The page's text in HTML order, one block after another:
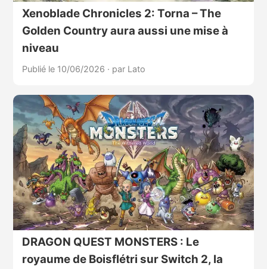
Xenoblade Chronicles 2: Torna – The
Golden Country aura aussi une mise à
niveau
Publié le 10/06/2026 · par Lato
DRAGON QUEST MONSTERS : Le
royaume de Boisflétri sur Switch 2, la